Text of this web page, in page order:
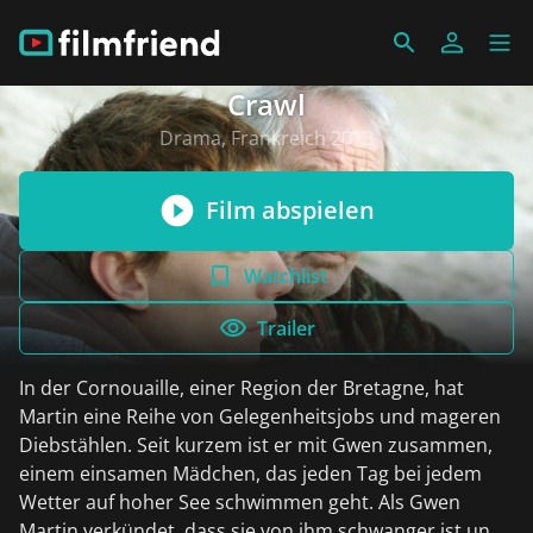
Crawl
Drama, Frankreich 2013
Film abspielen
Watchlist
Trailer
In der Cornouaille, einer Region der Bretagne, hat
Martin eine Reihe von Gelegenheitsjobs und mageren
Diebstählen. Seit kurzem ist er mit Gwen zusammen,
einem einsamen Mädchen, das jeden Tag bei jedem
Wetter auf hoher See schwimmen geht. Als Gwen